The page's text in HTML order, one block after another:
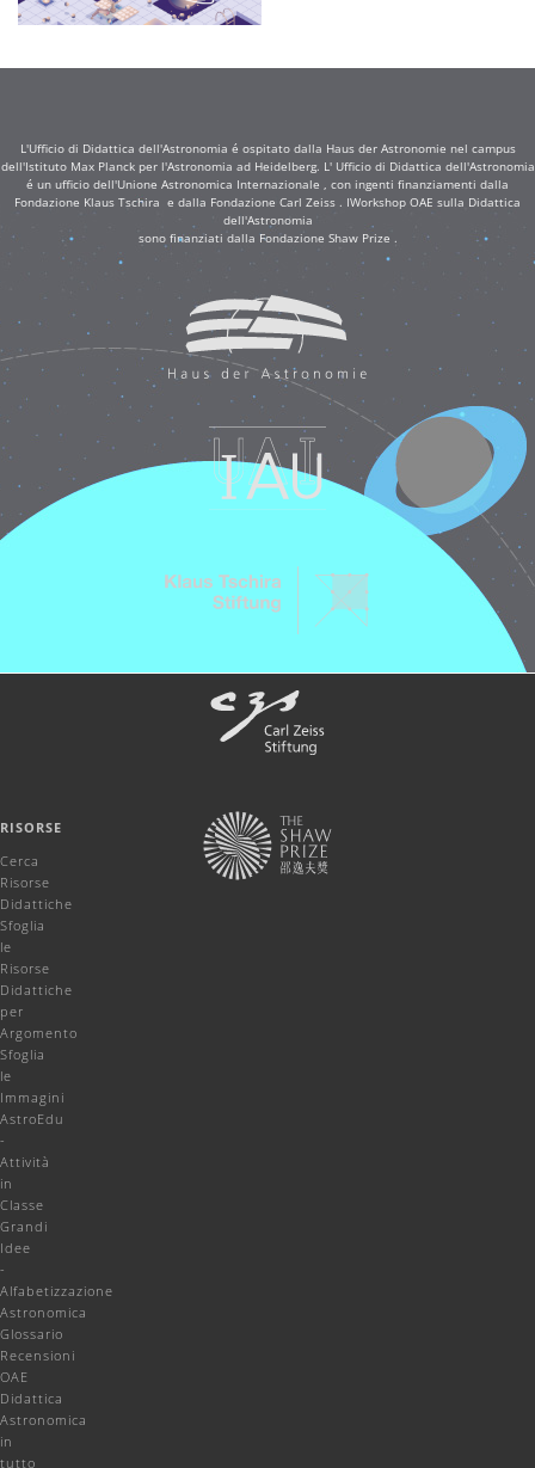
L'Ufficio di Didattica dell'Astronomia é ospitato dalla Haus der Astronomie nel campus
dell'Istituto Max Planck per l'Astronomia ad Heidelberg. L' Ufficio di Didattica dell'Astronomia
é un ufficio dell'Unione Astronomica Internazionale , con ingenti finanziamenti dalla
Fondazione Klaus Tschira e dalla Fondazione Carl Zeiss . IWorkshop OAE sulla Didattica
dell'Astronomia
sono finanziati dalla Fondazione Shaw Prize .
RISORSE
Cerca
Risorse
Didattiche
Sfoglia
le
Risorse
Didattiche
per
Argomento
Sfoglia
le
Immagini
AstroEdu
-
Attività
in
Classe
Grandi
Idee
-
Alfabetizzazione
Astronomica
Glossario
Recensioni
OAE
Didattica
Astronomica
in
tutto